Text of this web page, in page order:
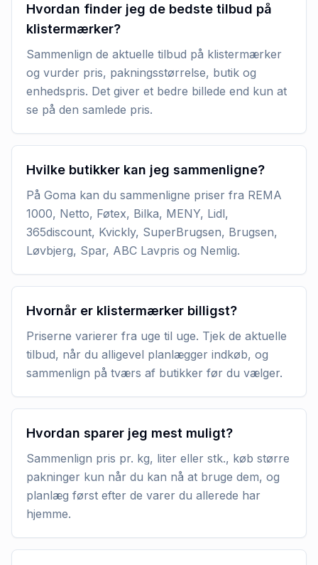
Hvordan finder jeg de bedste tilbud på
klistermærker?
Sammenlign de aktuelle tilbud på klistermærker
og vurder pris, pakningsstørrelse, butik og
enhedspris. Det giver et bedre billede end kun at
se på den samlede pris.
Hvilke butikker kan jeg sammenligne?
På Goma kan du sammenligne priser fra REMA
1000, Netto, Føtex, Bilka, MENY, Lidl,
365discount, Kvickly, SuperBrugsen, Brugsen,
Løvbjerg, Spar, ABC Lavpris og Nemlig.
Hvornår er klistermærker billigst?
Priserne varierer fra uge til uge. Tjek de aktuelle
tilbud, når du alligevel planlægger indkøb, og
sammenlign på tværs af butikker før du vælger.
Hvordan sparer jeg mest muligt?
Sammenlign pris pr. kg, liter eller stk., køb større
pakninger kun når du kan nå at bruge dem, og
planlæg først efter de varer du allerede har
hjemme.